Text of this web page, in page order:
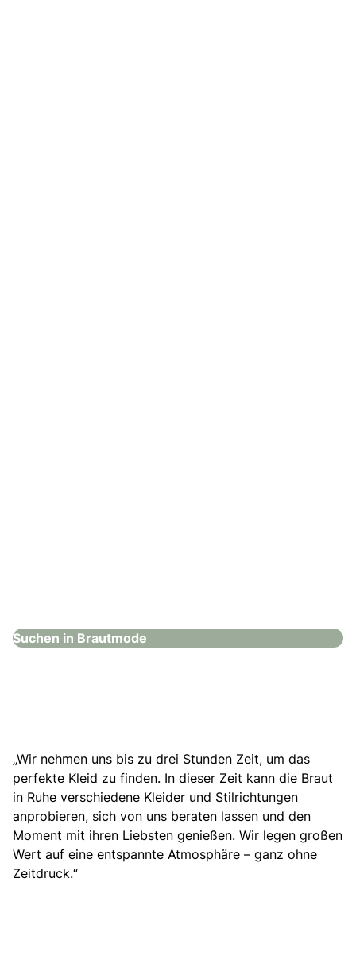
Suchen in Brautmode
„Wir nehmen uns bis zu drei Stunden Zeit, um das
perfekte Kleid zu finden. In dieser Zeit kann die Braut
in Ruhe verschiedene Kleider und Stilrichtungen
anprobieren, sich von uns beraten lassen und den
Moment mit ihren Liebsten genießen. Wir legen großen
Wert auf eine entspannte Atmosphäre – ganz ohne
Zeitdruck.“